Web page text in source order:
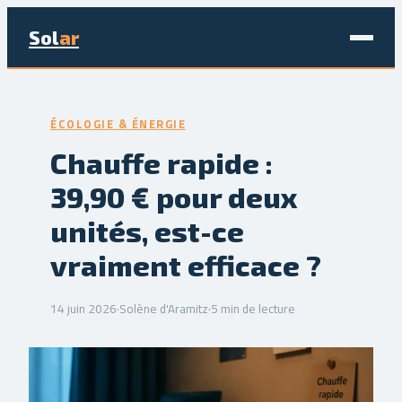
Solar
Bricolage
Écologie & Énergie
Jardinage
ÉCOLOGIE & ÉNERGIE
Chauffe rapide :
39,90 € pour deux
unités, est-ce
vraiment efficace ?
14 juin 2026·Solène d'Aramitz·5 min de lecture